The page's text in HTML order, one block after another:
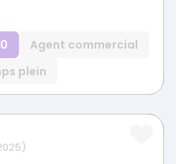
Agent commercial
plein